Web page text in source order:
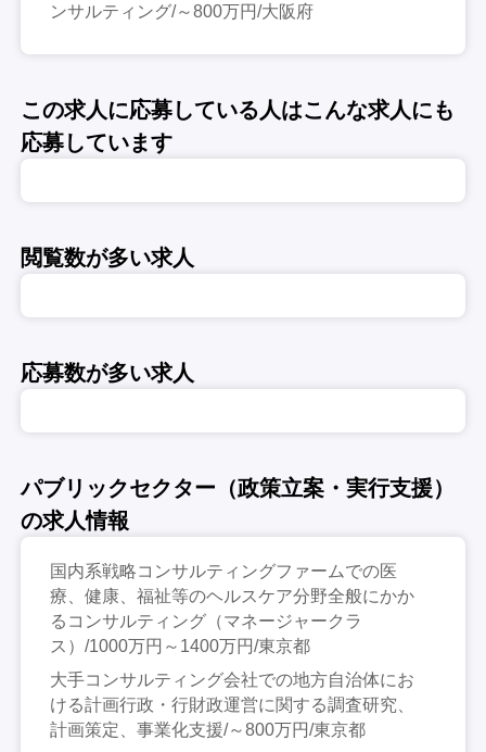
ンサルティング/～800万円/大阪府
この求人に応募している人はこんな求人にも
応募しています
閲覧数が多い求人
応募数が多い求人
パブリックセクター（政策立案・実行支援）
の求人情報
国内系戦略コンサルティングファームでの医
療、健康、福祉等のヘルスケア分野全般にかか
るコンサルティング（マネージャークラ
ス）/1000万円～1400万円/東京都
大手コンサルティング会社での地方自治体にお
ける計画行政・行財政運営に関する調査研究、
計画策定、事業化支援/～800万円/東京都